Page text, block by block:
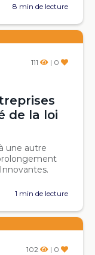
8 min de lecture
111 | 0
de la loi
une autre
1 min de lecture
102 | 0